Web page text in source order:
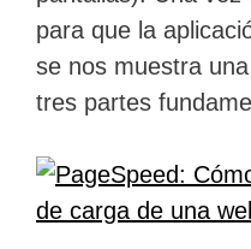
para que la
se nos muestra
tres partes